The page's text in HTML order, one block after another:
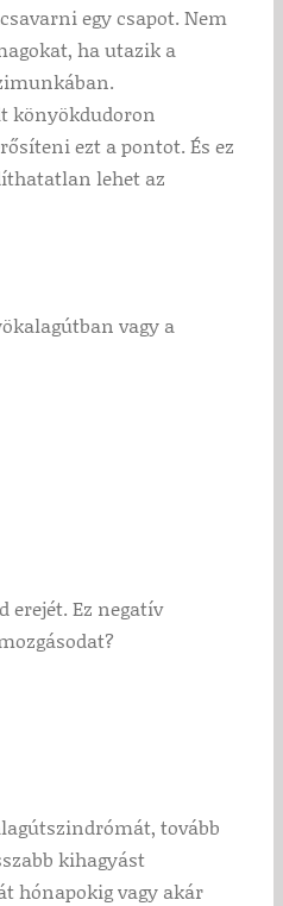
egy csapot. Nem
ha utazik a
könyökdudoron
ezt a pontot. És ez
lehet az
vagy a
erejét. Ez negatív
tovább
kihagyást
hónapokig vagy akár